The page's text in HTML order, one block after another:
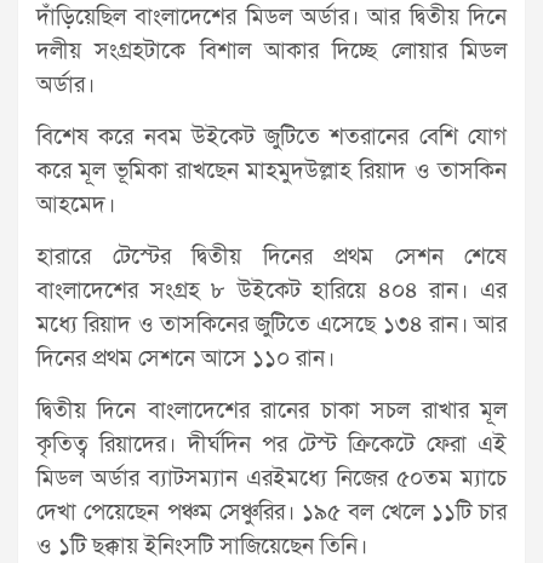
দাঁড়িয়েছিল বাংলাদেশের মিডল অর্ডার। আর দ্বিতীয় দিনে
দলীয় সংগ্রহটাকে বিশাল আকার দিচ্ছে লোয়ার মিডল
অর্ডার।
বিশেষ করে নবম উইকেট জুটিতে শতরানের বেশি যোগ
করে মূল ভূমিকা রাখছেন মাহমুদউল্লাহ রিয়াদ ও তাসকিন
আহমেদ।
হারারে টেস্টের দ্বিতীয় দিনের প্রথম সেশন শেষে
বাংলাদেশের সংগ্রহ ৮ উইকেট হারিয়ে ৪০৪ রান। এর
মধ্যে রিয়াদ ও তাসকিনের জুটিতে এসেছে ১৩৪ রান। আর
দিনের প্রথম সেশনে আসে ১১০ রান।
দ্বিতীয় দিনে বাংলাদেশের রানের চাকা সচল রাখার মূল
কৃতিত্ব রিয়াদের। দীর্ঘদিন পর টেস্ট ক্রিকেটে ফেরা এই
মিডল অর্ডার ব্যাটসম্যান এরইমধ্যে নিজের ৫০তম ম্যাচে
দেখা পেয়েছেন পঞ্চম সেঞ্চুরির। ১৯৫ বল খেলে ১১টি চার
ও ১টি ছক্কায় ইনিংসটি সাজিয়েছেন তিনি।